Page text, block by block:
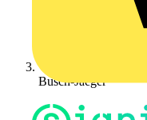
Busch-Jaeger